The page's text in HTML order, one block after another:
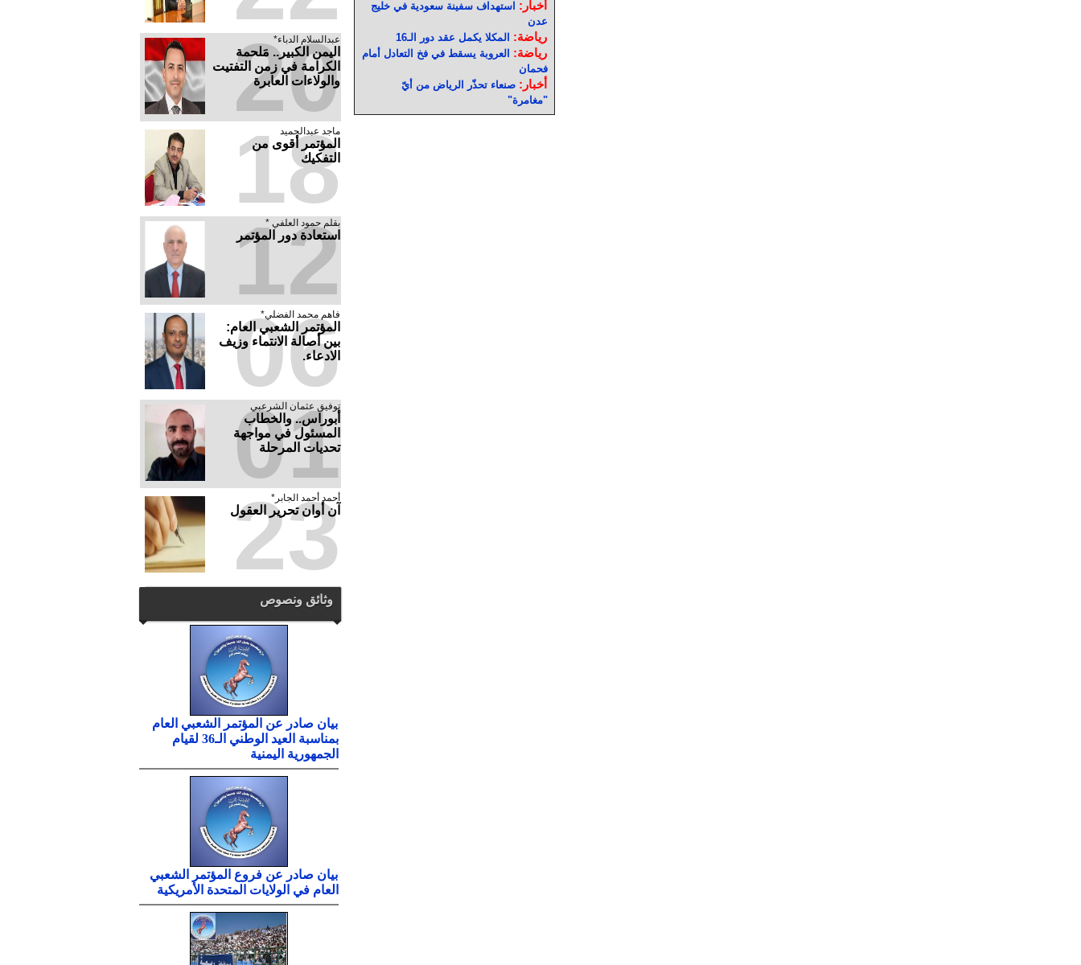
أخبار: استهداف سفينة سعودية في خليج
عدن
رياضة: المكلا يكمل عقد دور الـ16
رياضة: العروبة يسقط في فخ التعادل أمام
فحمان
أخبار:صنعاء تحذّر الرياض من أيّ
"مغامرة"
عبدالسلام الدباء*
​اليمن الكبير.. مَلحمة
الكرامة في زمن التفتيت
والولاءات العابرة
20
ماجد عبدالحميد
المؤتمر أقوى من
التفكيك
18
بقلم حمود العلفي *
استعادة دور المؤتمر
12
فاهم محمد الفضلي*
المؤتمر الشعبي العام:
بين أصالة الانتماء وزيف
الادعاء.
06
توفيق عثمان الشرعبي
أبوراس.. والخطاب
المسئول في مواجهة
تحديات المرحلة
01
أحمد أحمد الجابر*
آن أوان تحرير العقول
23
وثائق ونصوص
بيان صادر عن المؤتمر الشعبي العام
بمناسبة العيد الوطني الـ36 لقيام
الجمهورية اليمنية
بيان صادر عن فروع المؤتمر الشعبي
العام في الولايات المتحدة الأمريكية